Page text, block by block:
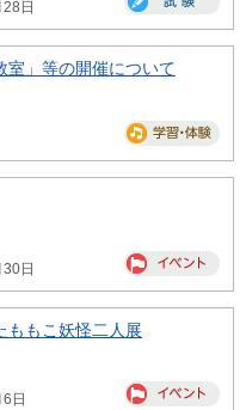
日
室」等の開催について
日
ももこ妖怪二人展
日